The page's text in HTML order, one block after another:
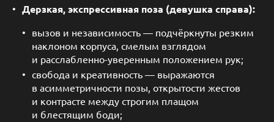
Дерзкая, экспрессивная поза (девушка справа):
вызов и независимость — подчёркнуты резким
наклоном корпуса, смелым взглядом
и расслабленно-уверенным положением рук;
свобода и креативность — выражаются
в асимметричности позы, открытости жестов
и контрасте между строгим плащом
и блестящим боди;